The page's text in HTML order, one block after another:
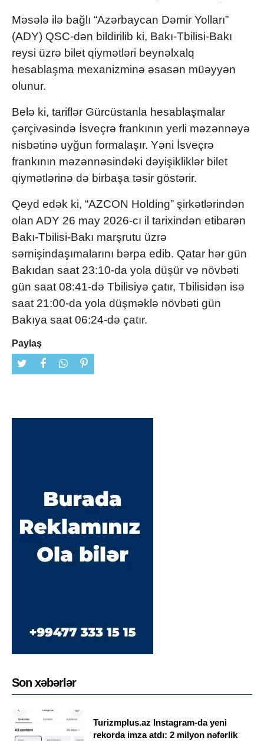
Məsələ ilə bağlı “Azərbaycan Dəmir Yolları”
(ADY) QSC-dən bildirilib ki, Bakı-Tbilisi-Bakı
reysi üzrə bilet qiymətləri beynəlxalq
hesablaşma mexanizminə əsasən müəyyən
olunur.
Belə ki, tariflər Gürcüstanla hesablaşmalar
çərçivəsində İsveçrə frankının yerli məzənnəyə
nisbətinə uyğun formalaşır. Yəni İsveçrə
frankının məzənnəsindəki dəyişikliklər bilet
qiymətlərinə də birbaşa təsir göstərir.
Qeyd edək ki, “AZCON Holding” şirkətlərindən
olan ADY 26 may 2026-cı il tarixindən etibarən
Bakı-Tbilisi-Bakı marşrutu üzrə
sərnişindaşımalarını bərpa edib. Qatar hər gün
Bakıdan saat 23:10-da yola düşür və növbəti
gün saat 08:41-də Tbilisiyə çatır, Tbilisidən isə
saat 21:00-da yola düşməklə növbəti gün
Bakıya saat 06:24-də çatır.
Paylaş
Son xəbərlər
Turizmplus.az Instagram-da yeni
rekorda imza atdı: 2 milyon nəfərlik